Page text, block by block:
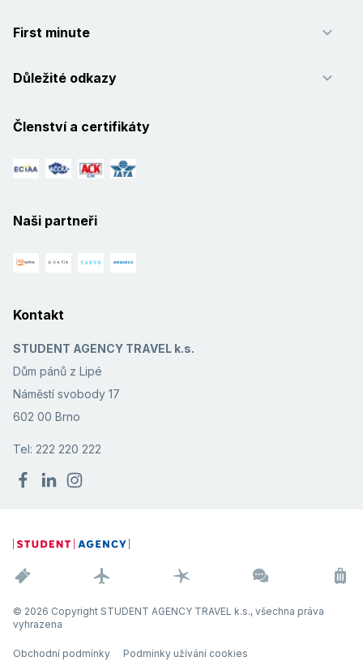
First minute
Důležité odkazy
Členství a certifikáty
Naši partneři
Kontakt
STUDENT AGENCY TRAVEL k.s.
Dům pánů z Lipé
Náměstí svobody 17
602 00 Brno
Tel: 222 220 222
© 2026 Copyright STUDENT AGENCY TRAVEL k.s., všechna práva
vyhrazena
Obchodní podmínky Podmínky užívání cookies